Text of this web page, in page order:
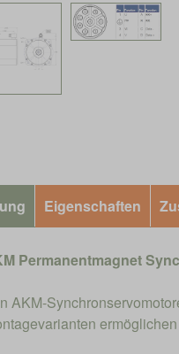
Eigenschaften
Permanentmagnet
AKM-